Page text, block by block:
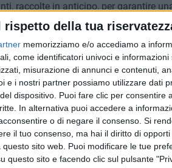
rispetto della tua
memorizziamo e/o accediamo a
come identificatori univoci e
misurazione di annunci e contenuti,
e i nostri partner possiamo utilizzare dati
dispositivo. Puoi fare clic per
In alternativa puoi accedere a
o di negare il consenso. Si
il tuo consenso, ma hai il diritto di
sito web. Puoi modificare le tue
questo sito e facendo clic sul pulsante
raccolte in anticipo, per garantire
momenti di dialogo aperto, in
e il potere della riflessione.
per comprendere l'importanza di una
società più serena e consapevole, e
collettivo.
6 AGOSTO 2026
Bisceglie,